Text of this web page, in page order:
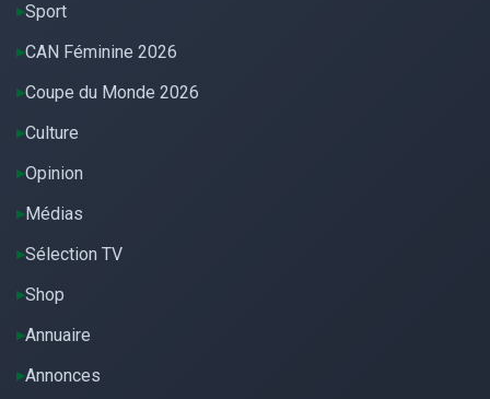
Sport
CAN Féminine 2026
Coupe du Monde 2026
Culture
Opinion
Médias
Sélection TV
Shop
Annuaire
Annonces